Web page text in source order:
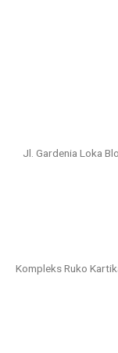
Jl. Gardenia Loka
Kompleks Ruko